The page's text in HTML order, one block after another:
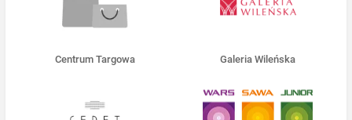
Centrum Targowa Galeria Wileńska